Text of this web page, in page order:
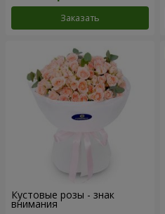
Заказать
Кустовые розы - знак
внимания